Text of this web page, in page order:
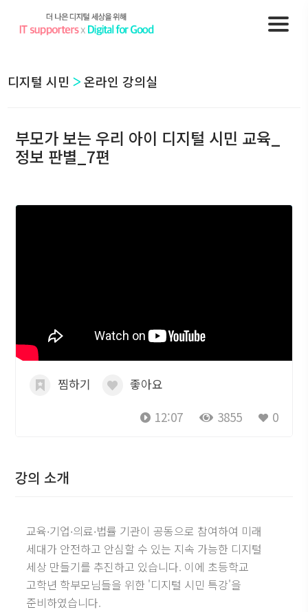
디지털 시민 온라인 강의실
부모가 보는 우리 아이 디지털 시민 교육_
정보 판별_7편
찜하기
좋아요
12:07
3855 0
강의 소개
교육∙기업∙의료∙법률 기관이 공동으로 참여하여 미래
세대가 안전하고 안심할 수 있는 지속 가능한 디지털
세상 만들기를 추진하고 있습니다. 이에 초등학교
고학년 학부모님들을 위한 '디지털 시민 특강'을
준비하였습니다.